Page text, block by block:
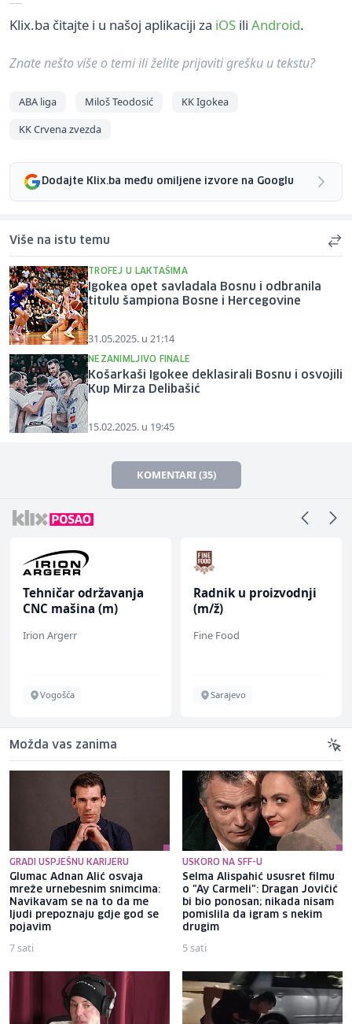
Klix.ba čitajte i u našoj aplikaciji za iOS ili Android.
Znate nešto više o temi ili želite prijaviti grešku u tekstu?
ABA liga Miloš Teodosić
KK Igokea
KK Crvena zvezda
Dodajte Klix.ba među omiljene izvore na Googlu
Više na istu temu
TROFEJ U LAKTAŠIMA
Igokea opet savladala Bosnu i odbranila
titulu šampiona Bosne i Hercegovine
31.05.2025. u 21:14
NEZANIMLJIVO FINALE
Košarkaši Igokee deklasirali Bosnu i osvojili
Kup Mirza Delibašić
15.02.2025. u 19:45
KOMENTARI (35)
Tehničar održavanja
CNC mašina (m)
Irion Argerr
Vogošća
Radnik u proizvodnji
(m/ž)
Fine Food
Sarajevo
Možda vas zanima
GRADI USPJEŠNU KARIJERU
Glumac Adnan Alić osvaja
mreže urnebesnim snimcima:
Navikavam se na to da me
ljudi prepoznaju gdje god se
pojavim
7 sati
USKORO NA SFF-U
Selma Alispahić ususret filmu
o "Ay Carmeli": Dragan Jovičić
bi bio ponosan; nikada nisam
pomislila da igram s nekim
drugim
5 sati